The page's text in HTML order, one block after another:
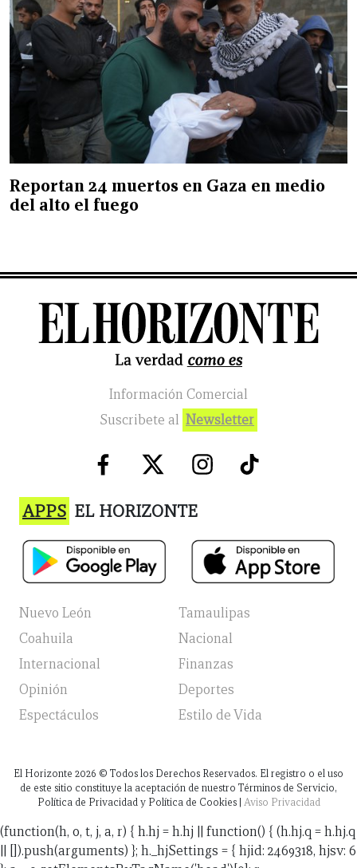
Reportan 24 muertos en Gaza en medio
del alto el fuego
Información Comercial
Suscribete al Newsletter
APPS EL HORIZONTE
Nuevo León
Tamaulipas
Coahuila
Nacional
Internacional
Finanzas
Opinión
Deportes
Espectáculos
Estilo de Vida
El Horizonte 2026 © Todos los Derechos Reservados. El registro o el uso
de este sitio constituye la aceptación de nuestro Términos de Servicio,
Política de Privacidad y Política de Cookies | Aviso Privacidad
(function(h, o, t, j, a, r) { h.hj = h.hj || function() { (h.hj.q = h.hj.q
|| []).push(arguments) }; h._hjSettings = { hjid: 2469318, hjsv: 6